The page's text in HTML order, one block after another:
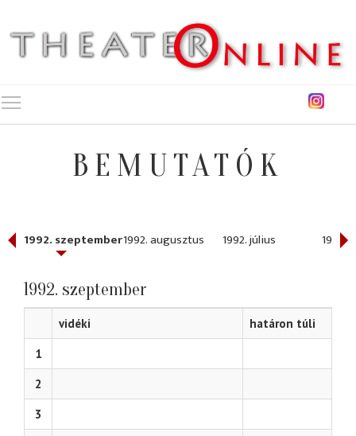
BEMUTATÓK
1992. szeptember1992. augusztus 1992. július 1992.
1992. szeptember
vidéki
határon túli
1
2
3